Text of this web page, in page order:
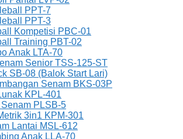
PPT-7
PPT-3
Kompetisi PBC-01
Training PBT-02
Anak LTA-70
Senior TSS-125-ST
SB-08 (Balok Start Lari)
Senam BKS-03P
KPL-401
PLSB-5
3in1 KPM-301
Lantai MSL-612
Anak LLA-70